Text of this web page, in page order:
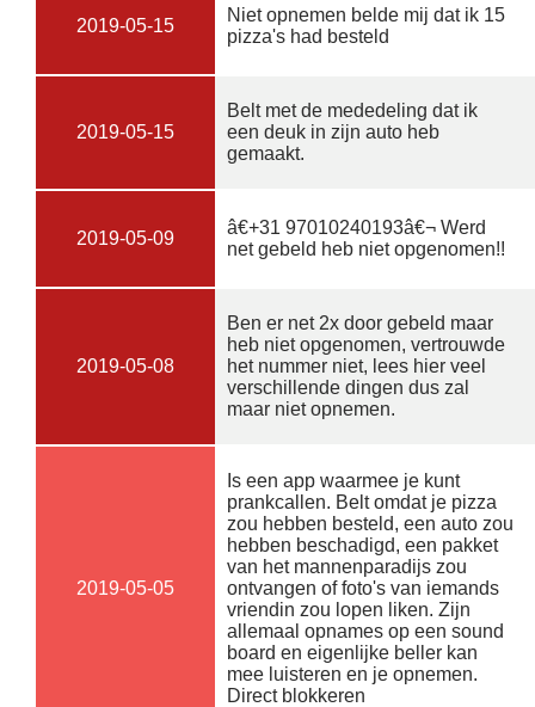
2019-05-15
Niet opnemen belde mij dat ik 15
pizza's had besteld
2019-05-15
Belt met de mededeling dat ik
een deuk in zijn auto heb
gemaakt.
2019-05-09
â€­+31 97010240193â€¬ Werd
net gebeld heb niet opgenomen!!
2019-05-08
Ben er net 2x door gebeld maar
heb niet opgenomen, vertrouwde
het nummer niet, lees hier veel
verschillende dingen dus zal
maar niet opnemen.
2019-05-05
Is een app waarmee je kunt
prankcallen. Belt omdat je pizza
zou hebben besteld, een auto zou
hebben beschadigd, een pakket
van het mannenparadijs zou
ontvangen of foto's van iemands
vriendin zou lopen liken. Zijn
allemaal opnames op een sound
board en eigenlijke beller kan
mee luisteren en je opnemen.
Direct blokkeren